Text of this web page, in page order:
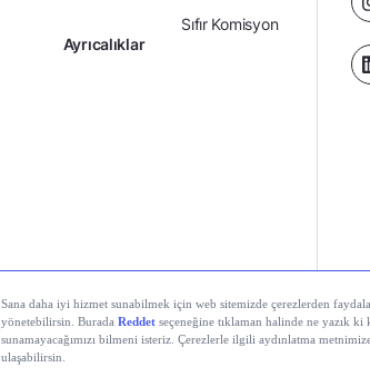
Ayrıcalıklar
Sıfır Komisyon
© 2026 Midas Finansal Teknolojiler A.Ş. Tüm hakları saklıdır.